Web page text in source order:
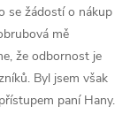
se žádostí o nákup
mě
že odbornost je
Byl jsem však
paní Hany.